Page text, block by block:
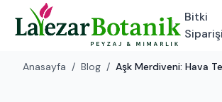
Bitki
Siparişi
Anasayfa / Blog / Aşk Merdiveni: Hava